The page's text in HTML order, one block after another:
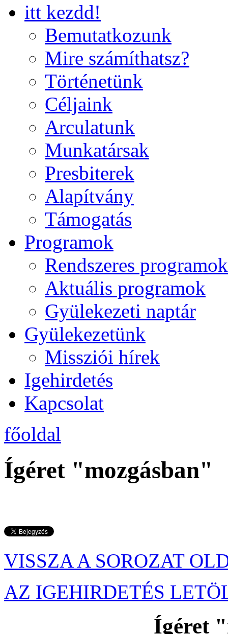
itt kezdd!
Bemutatkozunk
Mire számíthatsz?
Történetünk
Céljaink
Arculatunk
Munkatársak
Presbiterek
Alapítvány
Támogatás
Programok
Rendszeres programok
Aktuális programok
Gyülekezeti naptár
Gyülekezetünk
Missziói hírek
Igehirdetés
Kapcsolat
főoldal
Ígéret "mozgásban"
VISSZA A SOROZAT
AZ IGEHIRDETÉS
Ígéret